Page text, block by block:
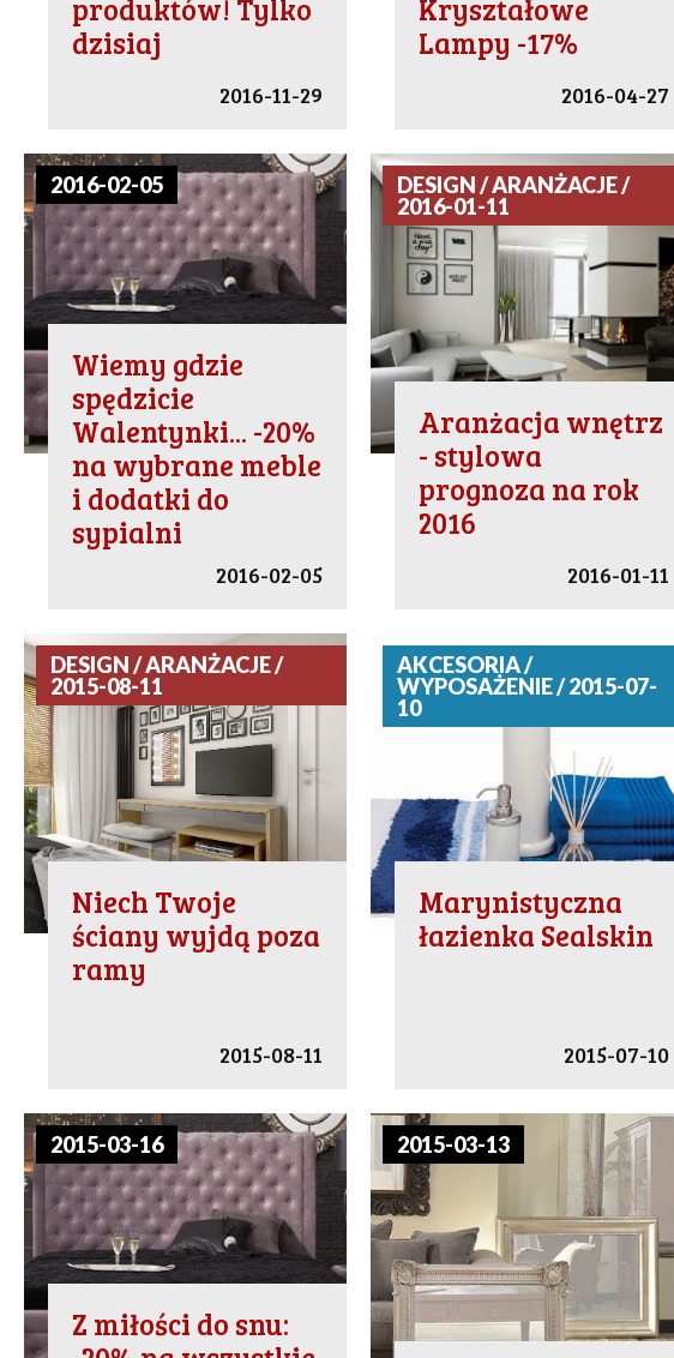
produktów! Tylko
dzisiaj
2016-11-29
Kryształowe
Lampy -17%
2016-04-27
2016-02-05
Wiemy gdzie
spędzicie
Walentynki... -20%
na wybrane meble
i dodatki do
sypialni
2016-02-05
DESIGN / ARANŻACJE /
2016-01-11
Aranżacja wnętrz
- stylowa
prognoza na rok
2016
2016-01-11
DESIGN / ARANŻACJE /
2015-08-11
Niech Twoje
ściany wyjdą poza
ramy
2015-08-11
AKCESORIA /
WYPOSAŻENIE / 2015-07-
10
Marynistyczna
łazienka Sealskin
2015-07-10
2015-03-16
Z miłości do snu:
2015-03-13